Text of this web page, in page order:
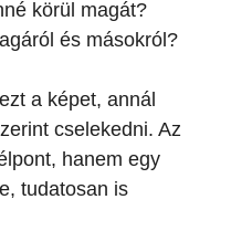
körül magát?
és másokról?
a képet, annál
cselekedni. Az
hanem egy
tudatosan is